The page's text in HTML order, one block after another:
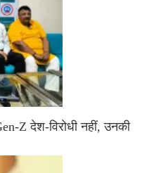
Z देश-विरोधी नहीं, उनकी